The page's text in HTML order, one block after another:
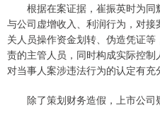
根据在案证据，崔振英时为同
与公司虚增收入、利润行为，对
关人员操作资金划转、伪造凭证
责的主管人员，同时构成实际控
对当事人案涉违法行为的认定有充
除了策划财务造假，上市公司